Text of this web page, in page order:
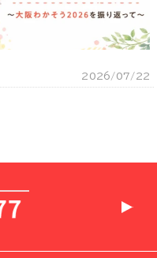
2026/07/22